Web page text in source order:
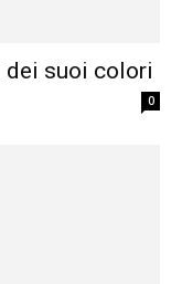
dei suoi colori
0